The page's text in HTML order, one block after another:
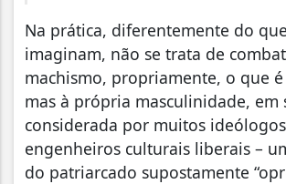
Na prática, diferentemente do
imaginam, não se trata de
machismo, propriamente, o que é
mas à própria masculinidade, em
considerada por muitos
engenheiros culturais liberais –
do patriarcado supostamente